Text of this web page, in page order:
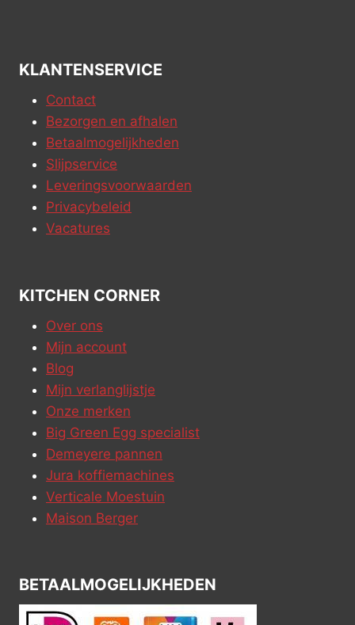
KLANTENSERVICE
Contact
Bezorgen en afhalen
Betaalmogelijkheden
Slijpservice
Leveringsvoorwaarden
Privacybeleid
Vacatures
KITCHEN CORNER
Over ons
Mijn account
Blog
Mijn verlanglijstje
Onze merken
Big Green Egg specialist
Demeyere pannen
Jura koffiemachines
Verticale Moestuin
Maison Berger
BETAALMOGELIJKHEDEN